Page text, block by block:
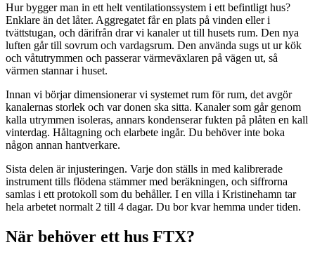
Hur bygger man in ett helt ventilationssystem i ett befintligt hus?
Enklare än det låter. Aggregatet får en plats på vinden eller i
tvättstugan, och därifrån drar vi kanaler ut till husets rum. Den nya
luften går till sovrum och vardagsrum. Den använda sugs ut ur kök
och våtutrymmen och passerar värmeväxlaren på vägen ut, så
värmen stannar i huset.
Innan vi börjar dimensionerar vi systemet rum för rum, det avgör
kanalernas storlek och var donen ska sitta. Kanaler som går genom
kalla utrymmen isoleras, annars kondenserar fukten på plåten en kall
vinterdag. Håltagning och elarbete ingår. Du behöver inte boka
någon annan hantverkare.
Sista delen är injusteringen. Varje don ställs in med kalibrerade
instrument tills flödena stämmer med beräkningen, och siffrorna
samlas i ett protokoll som du behåller. I en villa i Kristinehamn tar
hela arbetet normalt 2 till 4 dagar. Du bor kvar hemma under tiden.
När behöver ett hus FTX?